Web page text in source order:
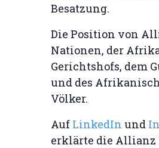
Besatzung.
Die Position von
Nationen, der
Gerichtshofs, dem
und des
Völker.
Auf LinkedIn und
erklärte die Allianz